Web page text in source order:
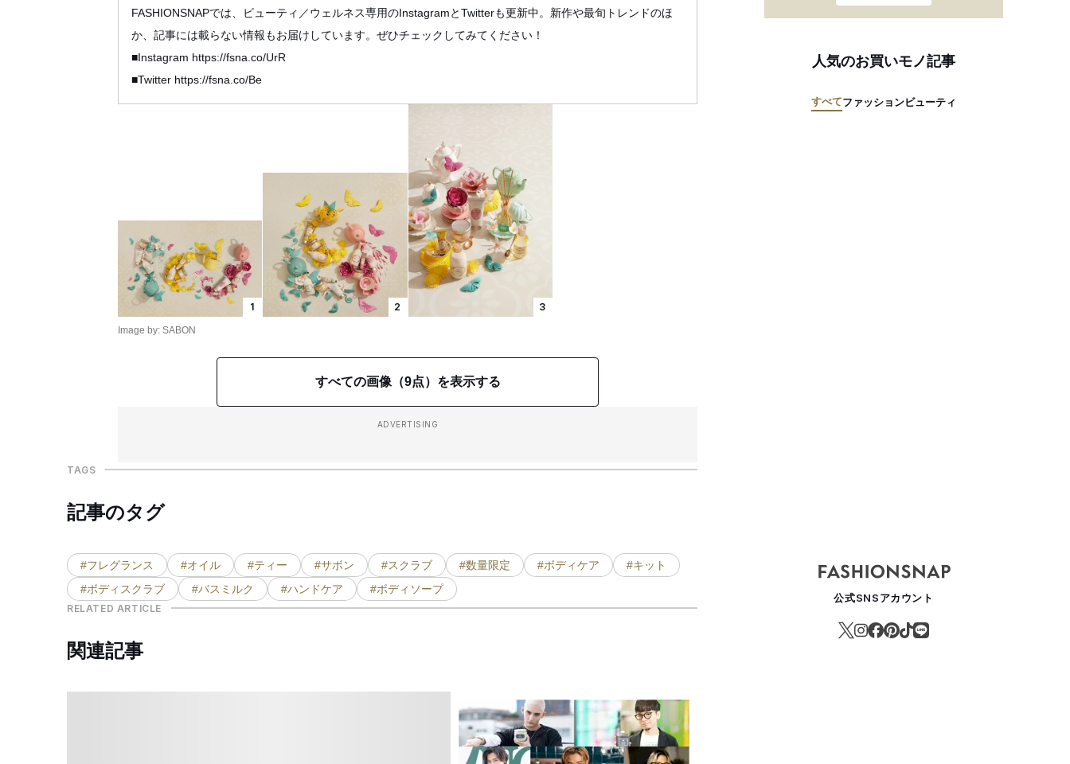
FASHIONSNAPでは、ビューティ／ウェルネス専用のInstagramとTwitterも更新中。新作や最旬トレンドのほ
か、記事には載らない情報もお届けしています。ぜひチェックしてみてください！
■Instagram https://fsna.co/UrR
■Twitter https://fsna.co/Be
1
Image by: SABON
2 3
すべての画像（9点）を表示する
ADVERTISING
TAGS
記事のタグ
#フレグランス #オイル #ティー #サボン #スクラブ #数量限定 #ボディケア
#キット
#ボディスクラブ
#バスミルク #ハンドケア #ボディソープ
RELATED ARTICLE
関連記事
人気のお買いモノ記事
すべてファッションビューティ
公式SNSアカウント